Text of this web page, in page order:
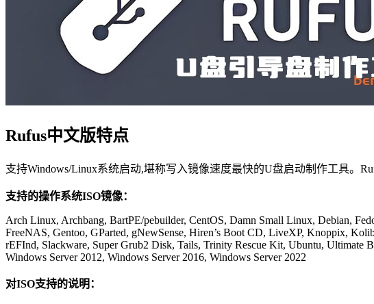
Rufus中文版特点
支持Windows/Linux系统启动,堪称写入镜像速度最快的U盘启动制作工具。
支持的操作系统ISO镜像：
Arch Linux, Archbang, BartPE/pebuilder, CentOS, Damn Small Linux, Debian,
FreeNAS, Gentoo, GParted, gNewSense, Hiren’s Boot CD, LiveXP, Knoppix,
rEFInd, Slackware, Super Grub2 Disk, Tails, Trinity Rescue Kit, Ubuntu, Ultimate
Windows Server 2012, Windows Server 2016, Windows Server 2022
对ISO支持的说明：